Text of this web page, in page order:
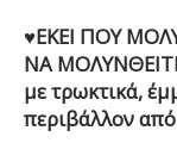
♥ΕΚΕΙ ΠΟΥ
ΝΑ ΜΟΛΥΝΘΕΙΤΕ
με τρωκτικά,
περιβάλλον